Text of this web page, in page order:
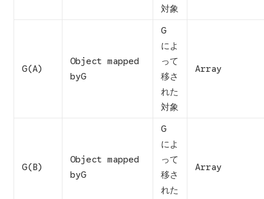
対象
G(A)
Object mapped
byG
G
によ
って
移さ
れた
対象
Array
G(B)
Object mapped
byG
G
によ
って
移さ
れた
Array